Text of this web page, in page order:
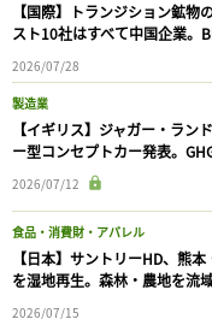
【国際】トランジション鉱物
スト10社はすべて中国企業。
2026/07/28
製造業
【イギリス】ジャガー・ラン
ー型コンセプトカー発表。
2026/07/12
食品・消費財・アパレル
【日本】サントリーHD、熊
を湿地再生。森林・農地を流
2026/07/15